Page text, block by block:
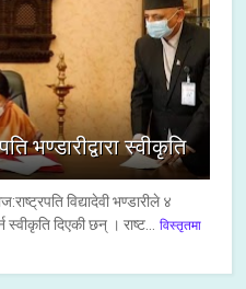
भण्डारीद्वारा स्वीकृति
विद्यादेवी भण्डारीले ४
दिएकी छन् । राष्ट...
विस्तृतमा